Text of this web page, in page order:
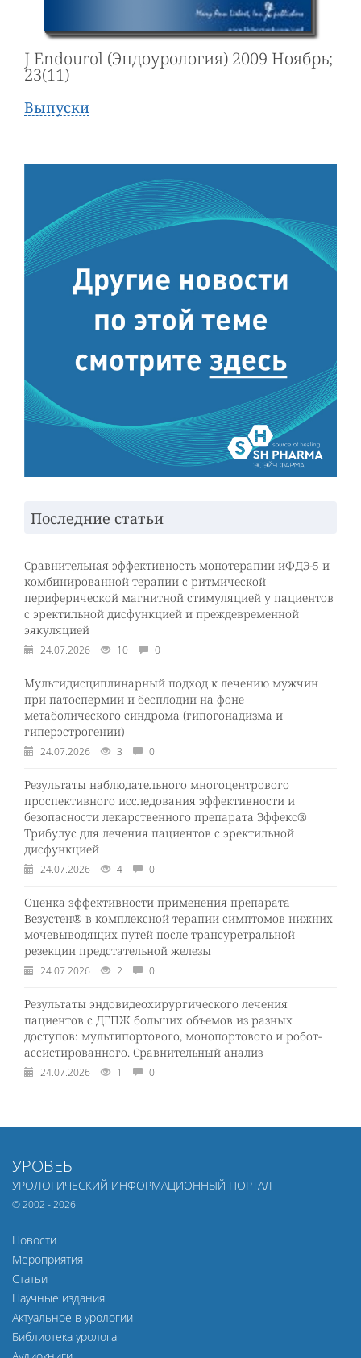
J Endourol (Эндоурология) 2009 Ноябрь;
23(11)
Выпуски
Последние статьи
Сравнительная эффективность монотерапии иФДЭ-5 и
комбинированной терапии с ритмической
периферической магнитной стимуляцией у пациентов
с эректильной дисфункцией и преждевременной
эякуляцией
24.07.2026 10 0
Мультидисциплинарный подход к лечению мужчин
при патоспермии и бесплодии на фоне
метаболического синдрома (гипогонадизма и
гиперэстрогении)
24.07.2026 3 0
Результаты наблюдательного многоцентрового
проспективного исследования эффективности и
безопасности лекарственного препарата Эффекс®
Трибулус для лечения пациентов с эректильной
дисфункцией
24.07.2026 4 0
Оценка эффективности применения препарата
Везустен® в комплексной терапии симптомов нижних
мочевыводящих путей после трансуретральной
резекции предстательной железы
24.07.2026 2 0
Результаты эндовидеохирургического лечения
пациентов с ДГПЖ больших объемов из разных
доступов: мультипортового, монопортового и робот-
ассистированного. Сравнительный анализ
24.07.2026 1 0
УРОВЕБ
УРОЛОГИЧЕСКИЙ ИНФОРМАЦИОННЫЙ ПОРТАЛ
© 2002 - 2026
Новости
Мероприятия
Статьи
Научные издания
Актуальное в урологии
Библиотека уролога